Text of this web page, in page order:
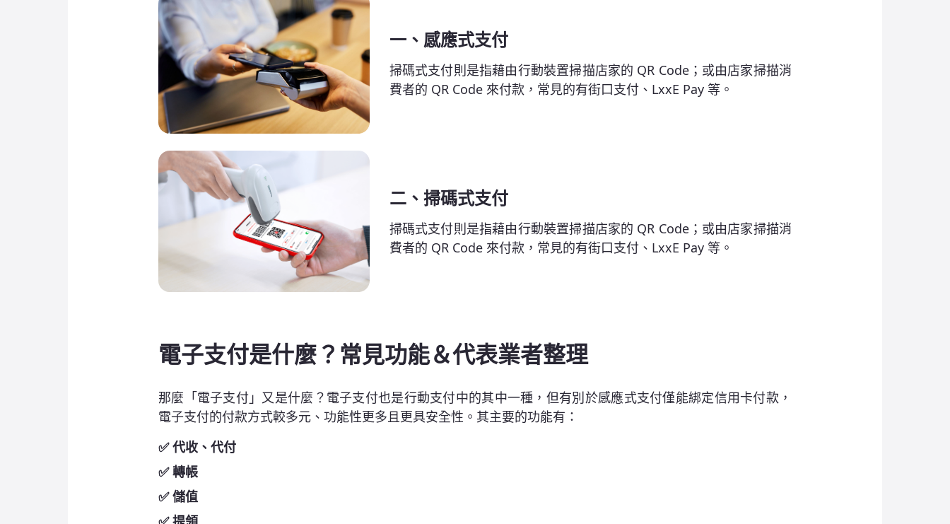
一、感應式支付
掃碼式支付則是指藉由行動裝置掃描店家的 QR Code；或由店家掃描消
費者的 QR Code 來付款，常見的有街口支付、LxxE Pay 等。
二、掃碼式支付
掃碼式支付則是指藉由行動裝置掃描店家的 QR Code；或由店家掃描消
費者的 QR Code 來付款，常見的有街口支付、LxxE Pay 等。
電子支付是什麼？常見功能＆代表業者整理
那麼「電子支付」又是什麼？電子支付也是行動支付中的其中一種，但有別於感應式支付僅能綁定信用卡付款，
電子支付的付款方式較多元、功能性更多且更具安全性。其主要的功能有：
✅ 代收、代付
✅ 轉帳
✅ 儲值